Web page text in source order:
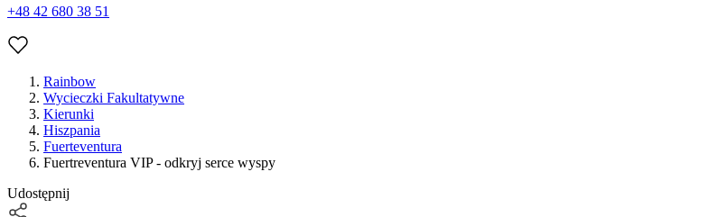
+48 42 680 38 51
Rainbow
Wycieczki Fakultatywne
Kierunki
Hiszpania
Fuerteventura
Fuertreventura VIP - odkryj serce wyspy
Udostępnij